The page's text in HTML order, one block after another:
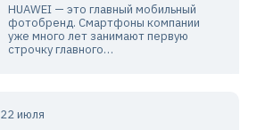
HUAWEI — это главный мобильный
фотобренд. Смартфоны компании
уже много лет занимают первую
строчку главного…
22 июля